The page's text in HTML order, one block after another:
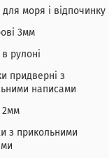
для моря і відпочинку
3мм
в рулоні
придверні з
написами
2мм
з прикольними